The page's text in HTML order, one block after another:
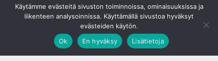
Käytämme evästeitä sivuston toiminnoissa, ominaisuuksissa ja
liikenteen analysoinnissa. Käyttämällä sivustoa hyväksyt
evästeiden käytön.
Ok
En hyväksy Lisätietoja